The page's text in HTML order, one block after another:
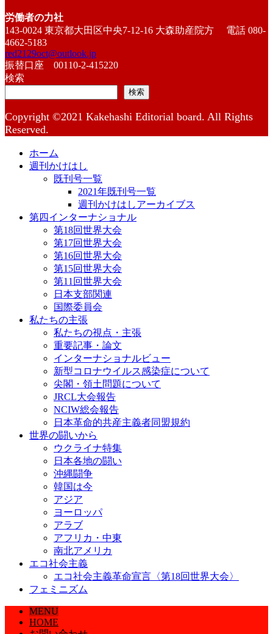
労働者の力社
143-0024 東京都大田区中央7-12-16 大森助産院方 電話 080-
4662-5183
red2129oct@outlook.jp
振替口座 00110-2-415220
検索
検索
Copyright ©2021 Kakehashi Editorial board. All Rights
Reserved.
ホーム
週刊かけはし
既刊号一覧
2021年既刊号一覧
週刊かけはしアーカイブス
第四インターナショナル
第18回世界大会
第17回世界大会
第16回世界大会
第15回世界大会
第11回世界大会
日本支部関連
国際委員会
私たちの主張
私たちの視点・主張
重要記事・論文
インターナショナルビュー
新型コロナウイルス感染症について
尖閣・領土問題について
JRCL大会報告
NCIW総会報告
日本革命的共産主義者同盟規約
世界の闘いから
ウクライナ特集
日本各地の闘い
沖縄闘争
韓国は今
アジア
ヨーロッパ
アラブ
アフリカ・中東
南北アメリカ
エコ社会主義
エコ社会主義革命宣言〈第18回世界大会〉
フェミニズム
MENU
HOME